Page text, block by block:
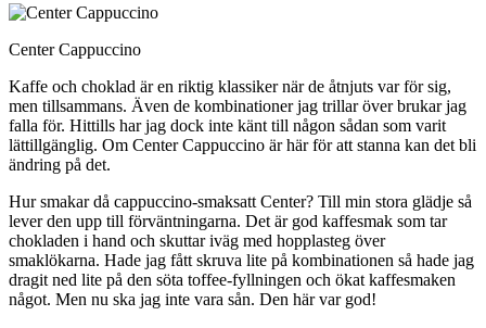
Center Cappuccino
Kaffe och choklad är en riktig klassiker när de åtnjuts var för sig,
men tillsammans. Även de kombinationer jag trillar över brukar jag
falla för. Hittills har jag dock inte känt till någon sådan som varit
lättillgänglig. Om Center Cappuccino är här för att stanna kan det bli
ändring på det.
Hur smakar då cappuccino-smaksatt Center? Till min stora glädje så
lever den upp till förväntningarna. Det är god kaffesmak som tar
chokladen i hand och skuttar iväg med hopplasteg över
smaklökarna. Hade jag fått skruva lite på kombinationen så hade jag
dragit ned lite på den söta toffee-fyllningen och ökat kaffesmaken
något. Men nu ska jag inte vara sån. Den här var god!